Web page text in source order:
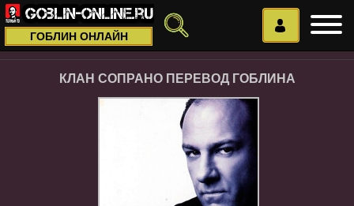
ГОБЛИН ОНЛАЙН
КЛАН СОПРАНО ПЕРЕВОД ГОБЛИНА